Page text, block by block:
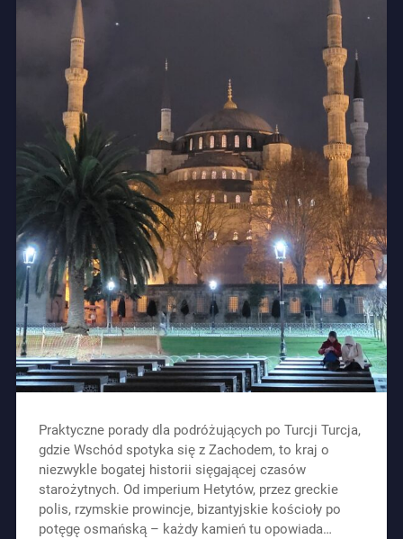
Praktyczne porady dla podróżujących po Turcji Turcja,
gdzie Wschód spotyka się z Zachodem, to kraj o
niezwykle bogatej historii sięgającej czasów
starożytnych. Od imperium Hetytów, przez greckie
polis, rzymskie prowincje, bizantyjskie kościoły po
potęgę osmańską – każdy kamień tu opowiada…